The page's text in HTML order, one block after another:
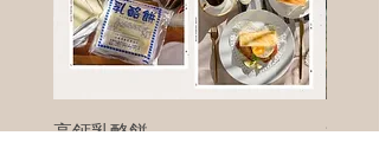
高鈣乳酪餅 樹葡萄